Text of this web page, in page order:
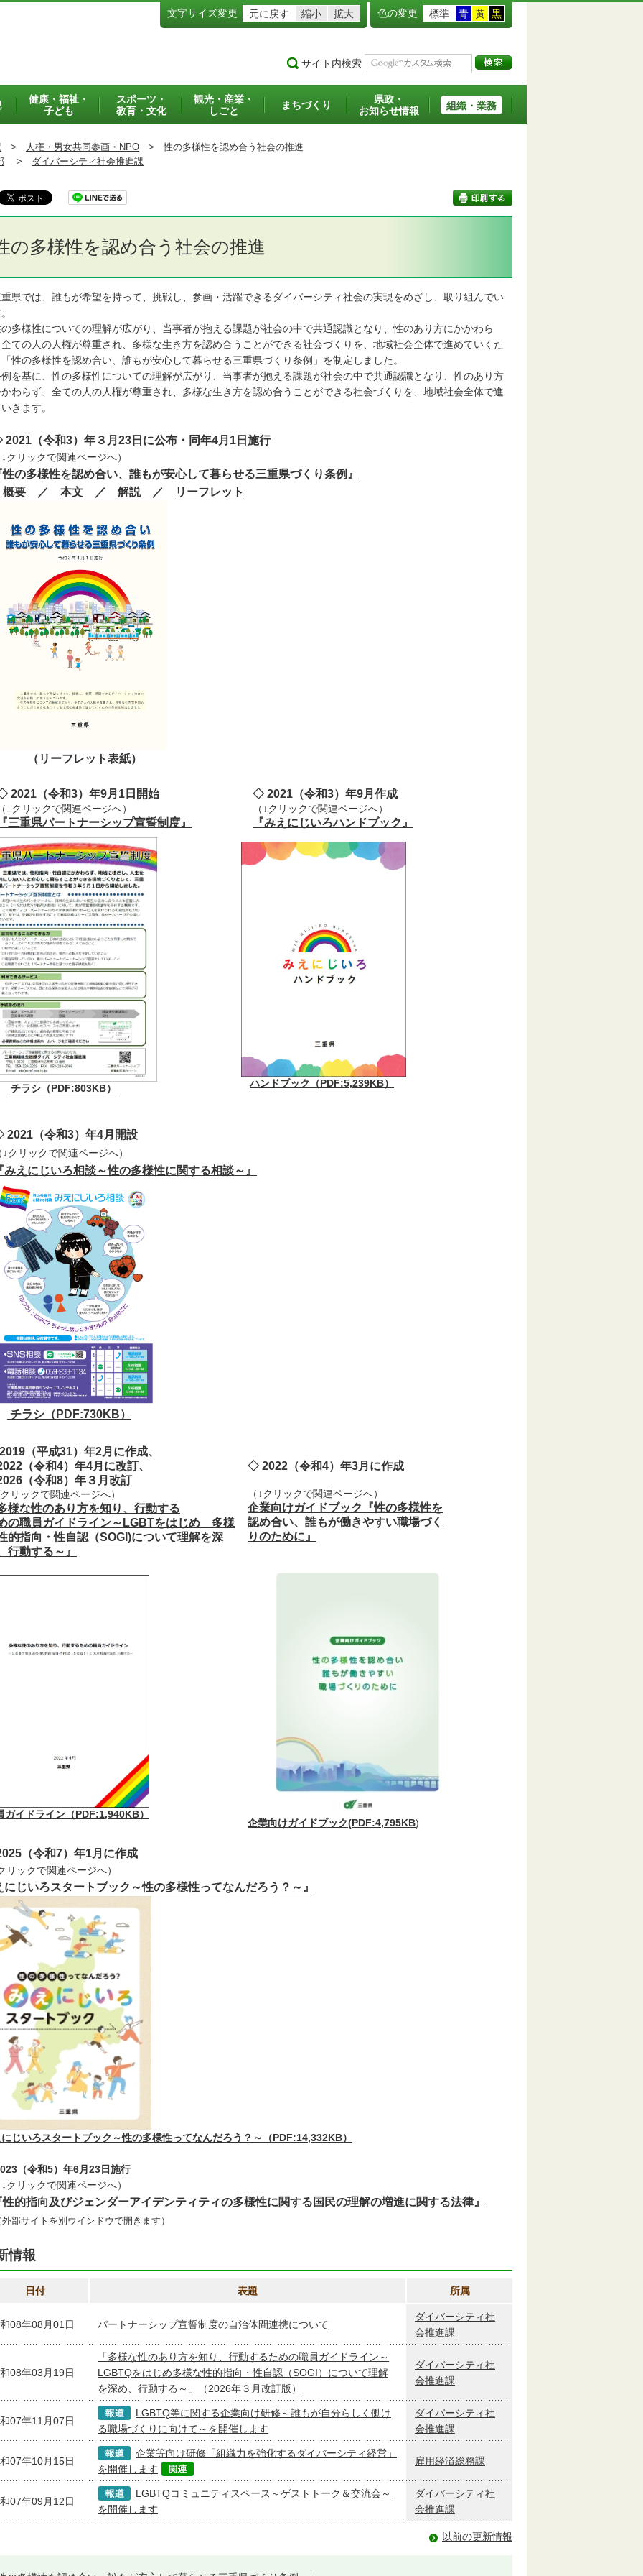
文字サイズ変更 元に戻す 縮小 拡大 色の変更 標準 青 黄 黒
サイト内検索
健康・福祉・
子ども
スポーツ・
教育・文化
観光・産業・
しごと
まちづくり
県政・
お知らせ情報
組織・業務
> 人権・男女共同参画・NPO > 性の多様性を認め合う社会の推進
> ダイバーシティ社会推進課
の多様性を認め合う社会の推進
では、誰もが希望を持って、挑戦し、参画・活躍できるダイバーシティ社会の実現をめざし、取り組んでい
様性についての理解が広がり、当事者が抱える課題が社会の中で共通認識となり、性のあり方にかかわら
ての人の人権が尊重され、多様な生き方を認め合うことができる社会づくりを、地域社会全体で進めていくた
性の多様性を認め合い、誰もが安心して暮らせる三重県づくり条例」を制定しました。
基に、性の多様性についての理解が広がり、当事者が抱える課題が社会の中で共通認識となり、性のあり方
わらず、全ての人の人権が尊重され、多様な生き方を認め合うことができる社会づくりを、地域社会全体で進
きます。
（令和3）年３月23日に公布・同年4月1日施行
リックで関連ページへ）
性の多様性を認め合い、誰もが安心して暮らせる三重県づくり条例』
概要 ／ 本文 ／ 解説／ リーフレット
ーフレット表紙）
（令和3）年9月1日開始
↓クリックで関連ページへ）
三重県パートナーシップ宣誓制度 』
◇ 2021（令和3）年9月作成
（↓クリックで関連ページへ）
『みえにじいろハンドブック』
チラシ（PDF:803KB） ハンドブック（PDF:5,239KB）
（令和3）年4月開設
↓クリックで関連ページへ）
みえにじいろ相談～性の多様性に関する相談～ 』
チラシ（PDF:730KB）
（平成31）年2月に作成、
（令和4）年4月に改訂、
（令和8）年３月改訂
リックで関連ページへ）
様な性のあり方を知り、行動する
の職員ガイドライン～LGBTをはじめ 多様
的指向・性自認（SOGI)について理解を深
行動する～ 』
◇ 2022（令和4）年3月に作成
（↓クリックで関連ページへ）
企業向けガイドブック『性の多様性を
認め合い、誰もが働きやすい職場づく
りのために 』
ガイドライン（PDF:1,940KB）
企業向けガイドブック(PDF:4,795KB)
（令和7）年1月に作成
リックで関連ページへ）
にじいろスタートブック～性の多様性ってなんだろう？～ 』
じいろスタートブック～性の多様性ってなんだろう？～（PDF:14,332KB）
（令和5）年6月23日施行
クリックで関連ページへ）
性的指向及びジェンダーアイデンティティの多様性に関する国民の理解の増進に関する法律』
外部サイトを別ウインドウで開きます）
情報
日付 表題 所属
08年08月01日 パートナーシップ宣誓制度の自治体間連携について
ダイバーシティ社
会推進課
08年03月19日
「多様な性のあり方を知り、行動するための職員ガイドライン～
LGBTQをはじめ多様な性的指向・性自認（SOGI）について理解
を深め、行動する～」（2026年３月改訂版）
ダイバーシティ社
会推進課
07年11月07日
LGBTQ等に関する企業向け研修～誰もが自分らしく働け
る職場づくりに向けて～を開催します
ダイバーシティ社
会推進課
07年10月15日
企業等向け研修「組織力を強化するダイバーシティ経営」
を開催します
雇用経済総務課
07年09月12日
LGBTQコミュニティスペース～ゲストトーク＆交流会～
を開催します
ダイバーシティ社
会推進課
以前の更新情報